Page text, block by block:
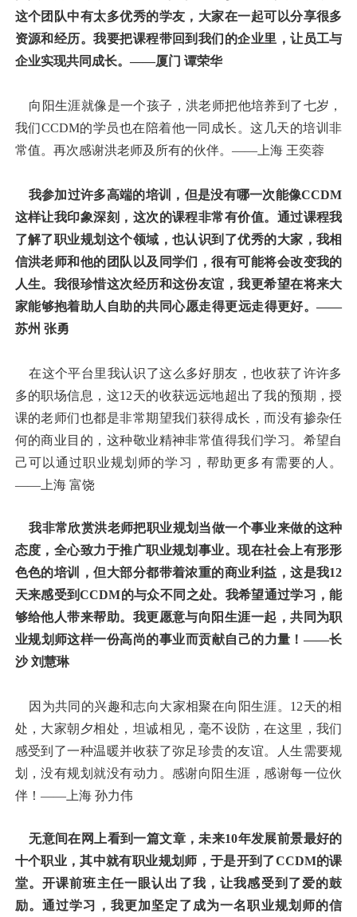
这个团队中有太多优秀的学友，大家在一起可以分享很多
资源和经历。我要把课程带回到我们的企业里，让员工与
企业实现共同成长。——厦门 谭荣华
向阳生涯就像是一个孩子，洪老师把他培养到了七岁，
我们CCDM的学员也在陪着他一同成长。这几天的培训非
常值。再次感谢洪老师及所有的伙伴。——上海 王奕蓉
我参加过许多高端的培训，但是没有哪一次能像CCDM
这样让我印象深刻，这次的课程非常有价值。通过课程我
了解了职业规划这个领域，也认识到了优秀的大家，我相
信洪老师和他的团队以及同学们，很有可能将会改变我的
人生。我很珍惜这次经历和这份友谊，我更希望在将来大
家能够抱着助人自助的共同心愿走得更远走得更好。——
苏州 张勇
在这个平台里我认识了这么多好朋友，也收获了许许多
多的职场信息，这12天的收获远远地超出了我的预期，授
课的老师们也都是非常期望我们获得成长，而没有掺杂任
何的商业目的，这种敬业精神非常值得我们学习。希望自
己可以通过职业规划师的学习，帮助更多有需要的人。
——上海 富饶
我非常欣赏洪老师把职业规划当做一个事业来做的这种
态度，全心致力于推广职业规划事业。现在社会上有形形
色色的培训，但大部分都带着浓重的商业利益，这是我12
天来感受到CCDM的与众不同之处。我希望通过学习，能
够给他人带来帮助。我更愿意与向阳生涯一起，共同为职
业规划师这样一份高尚的事业而贡献自己的力量！——长
沙 刘慧琳
因为共同的兴趣和志向大家相聚在向阳生涯。12天的相
处，大家朝夕相处，坦诚相见，毫不设防，在这里，我们
感受到了一种温暖并收获了弥足珍贵的友谊。人生需要规
划，没有规划就没有动力。感谢向阳生涯，感谢每一位伙
伴！——上海 孙力伟
无意间在网上看到一篇文章，未来10年发展前景最好的
十个职业，其中就有职业规划师，于是开到了CCDM的课
堂。开课前班主任一眼认出了我，让我感受到了爱的鼓
励。通过学习，我更加坚定了成为一名职业规划师的信